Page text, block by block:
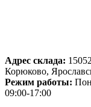
Адрес склада:
Корюково,
Режим работы:
09:00-17:00